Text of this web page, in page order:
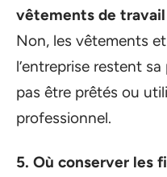
vêtements de travail
Non, les vêtements
l’entreprise restent
pas être prêtés ou
professionnel.
5. Où conserver les